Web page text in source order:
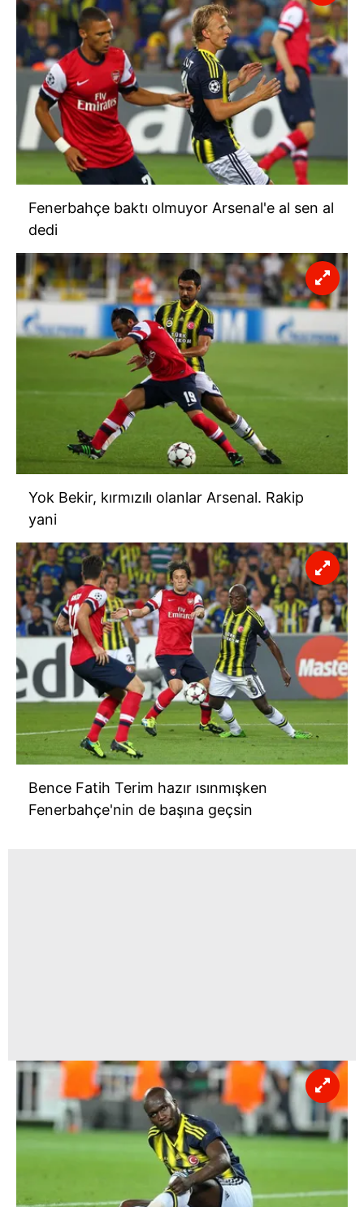
Fenerbahçe baktı olmuyor Arsenal'e al sen al
dedi
Yok Bekir, kırmızılı olanlar Arsenal. Rakip
yani
Bence Fatih Terim hazır ısınmışken
Fenerbahçe'nin de başına geçsin